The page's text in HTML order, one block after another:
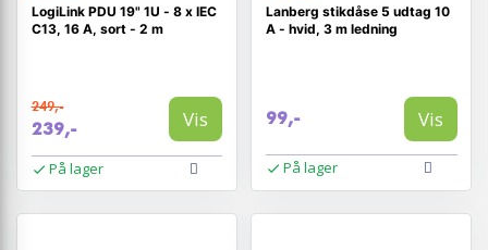
LogiLink PDU 19" 1U - 8 x IEC
C13, 16 A, sort - 2 m
249,-
239,- Vis
På lager
Lanberg stikdåse 5 udtag 10
A - hvid, 3 m ledning
99,- Vis
På lager